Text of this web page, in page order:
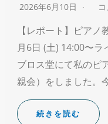
2026年6月10日
【レポート】ピア
月6日 (土) 14:00〜
ブロス堂にて私のピ
親会）をしました。
続きを読む